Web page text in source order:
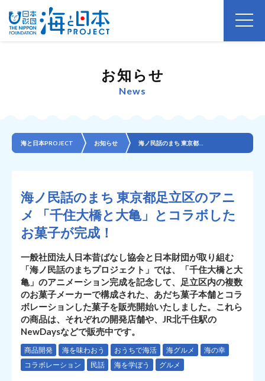
お知らせ
News
海と日本PROJECT お知らせ
海ノ民話のまち 東京都足立区のアニ
メ 「千住大橋と大亀」とコラボした
お菓子が完成！
一般社団法人日本昔ばなし協会と日本財団が取り組む
「海ノ民話のまちプロジェクト」では、「千住大橋と大
亀」のアニメーション完成を記念して、足立区内の複数
のお菓子メーカーで構成された、あだち菓子本舗とコラ
ボレーションした菓子を販売開始いたしました。これら
の商品は、それぞれの開発店舗や、JR北千住駅の
NewDaysなどで販売中です。
商品開発 海を味わおう おうちで海活 海グルメ
海の幸
コラボレーション
民話 海を学ぼう グルメ